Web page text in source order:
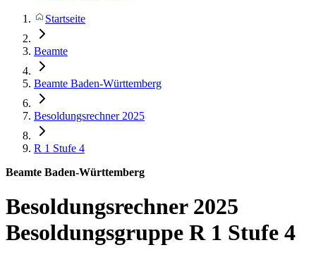
Startseite
Beamte
Beamte Baden-Württemberg
Besoldungsrechner 2025
R 1 Stufe 4
Beamte Baden-Württemberg
Besoldungsrechner 2025
Besoldungsgruppe R 1 Stufe 4